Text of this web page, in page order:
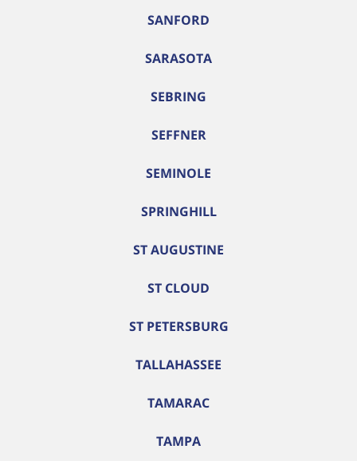
SANFORD
SARASOTA
SEBRING
SEFFNER
SEMINOLE
SPRINGHILL
ST AUGUSTINE
ST CLOUD
ST PETERSBURG
TALLAHASSEE
TAMARAC
TAMPA